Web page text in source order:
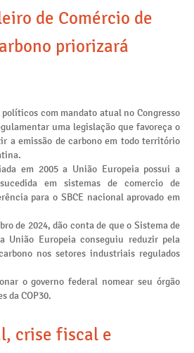
de Comércio de
priorizará
com mandato atual no Congresso
uma legislação que favoreça o
a emissão de carbono em todo território
em 2005 a União Europeia possui a
em sistemas de comercio de
para o SBCE nacional aprovado em
de 2024, dão conta de que o Sistema de
União Europeia conseguiu reduzir pela
nos setores industriais regulados
o governo federal nomear seu órgão
da COP30.
crise fiscal e